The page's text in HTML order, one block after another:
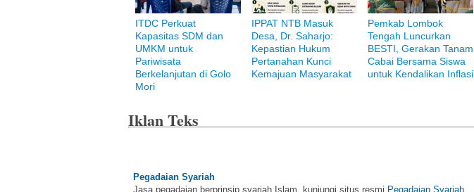
ITDC Perkuat
Kapasitas SDM dan
UMKM untuk
Pariwisata
Berkelanjutan di Golo
Mori
IPPAT NTB Masuk
Desa, Dr. Saharjo:
Kepastian Hukum
Pertanahan Kunci
Kemajuan Masyarakat
Pemkab Lombok
Tengah Luncurkan
BESTI, Gerakan Tanam
Cabai Bersama Siswa
untuk Kendalikan Inflasi
Iklan Teks
Bank Muamalat
Raih ketenangan dengan akses yang luas di Bank Muamalat
Jasa pegadaian berprinsip syariah Islam, kunjungi situs resmi